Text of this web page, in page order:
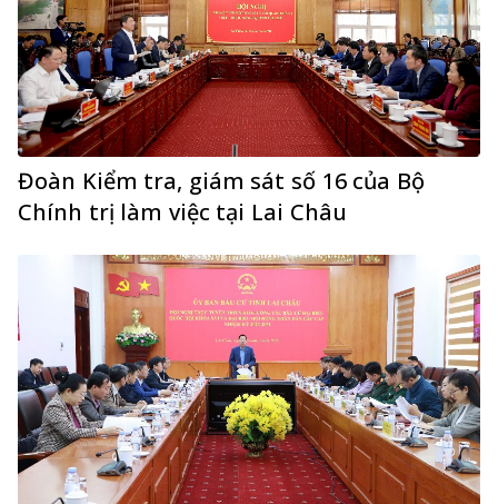
Đoàn Kiểm tra, giám sát số 16 của Bộ
Chính trị làm việc tại Lai Châu